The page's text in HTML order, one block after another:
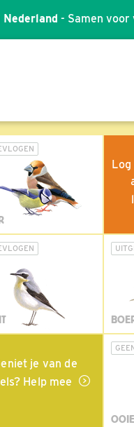
- Samen voor
je van de
Help mee